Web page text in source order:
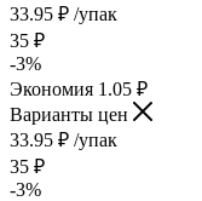
33.95 ₽ /упак
35 ₽
-3%
Экономия 1.05 ₽
Варианты цен
33.95 ₽ /упак
35 ₽
-3%